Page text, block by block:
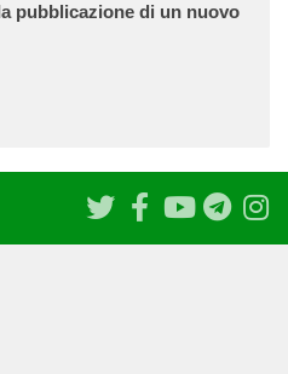
pubblicazione di un nuovo